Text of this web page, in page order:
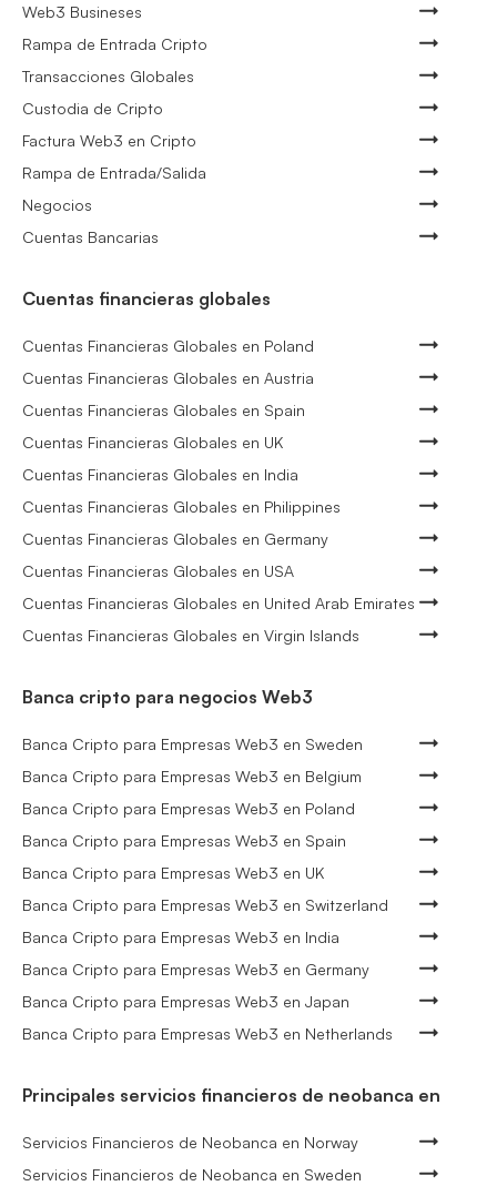
Web3 Busineses
Rampa de Entrada Cripto
Transacciones Globales
Custodia de Cripto
Factura Web3 en Cripto
Rampa de Entrada/Salida
Negocios
Cuentas Bancarias
Cuentas financieras globales
Cuentas Financieras Globales en Poland
Cuentas Financieras Globales en Austria
Cuentas Financieras Globales en Spain
Cuentas Financieras Globales en UK
Cuentas Financieras Globales en India
Cuentas Financieras Globales en Philippines
Cuentas Financieras Globales en Germany
Cuentas Financieras Globales en USA
Cuentas Financieras Globales en United Arab Emirates
Cuentas Financieras Globales en Virgin Islands
Banca cripto para negocios Web3
Banca Cripto para Empresas Web3 en Sweden
Banca Cripto para Empresas Web3 en Belgium
Banca Cripto para Empresas Web3 en Poland
Banca Cripto para Empresas Web3 en Spain
Banca Cripto para Empresas Web3 en UK
Banca Cripto para Empresas Web3 en Switzerland
Banca Cripto para Empresas Web3 en India
Banca Cripto para Empresas Web3 en Germany
Banca Cripto para Empresas Web3 en Japan
Banca Cripto para Empresas Web3 en Netherlands
Principales servicios financieros de neobanca en
Servicios Financieros de Neobanca en Norway
Servicios Financieros de Neobanca en Sweden